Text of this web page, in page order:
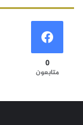
0
متابعون